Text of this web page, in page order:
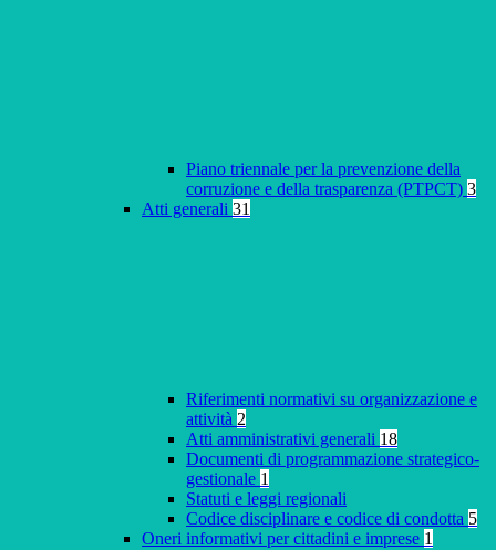
Piano triennale per la prevenzione della
corruzione e della trasparenza (PTPCT) 3
Atti generali 31
Riferimenti normativi su organizzazione e
attività 2
Atti amministrativi generali 18
Documenti di programmazione strategico-
gestionale 1
Statuti e leggi regionali
Codice disciplinare e codice di condotta 5
Oneri informativi per cittadini e imprese 1